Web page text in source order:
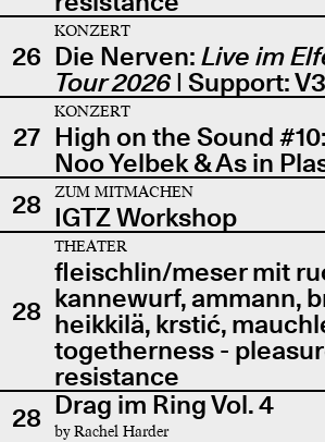
26
KONZERT
Die Nerven: Live im
Tour 2026| Support:
27
KONZERT
High on the Sound
Noo Yelbek & As in
28
ZUM MITMACHEN
IGTZ Workshop
28
THEATER
fleischlin/meser mit
kannewurf, ammann,
heikkilä, krstić,
togetherness -
resistance
28 Drag im Ring Vol. 4
by Rachel Harder